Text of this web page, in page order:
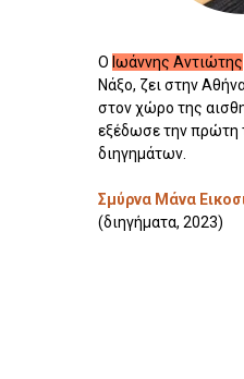
Ο Ιωάννης Αντιώτης
Νάξο, ζει στην
στον χώρο της
εξέδωσε την πρώτη
διηγημάτων.
Σμύρνα Μάνα
(διηγήματα, 2023)